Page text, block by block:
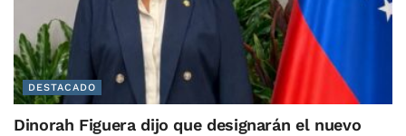
DESTACADO
Dinorah Figuera dijo que designarán el nuevo